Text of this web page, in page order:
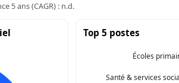
5 ans (CAGR) : n.d.
Top 5 postes
Écoles
Santé & services